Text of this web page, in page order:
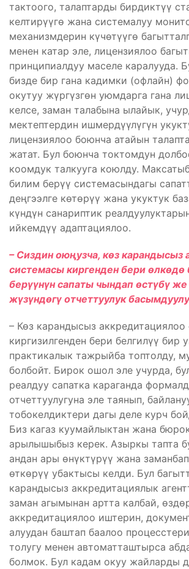
тактоого, талаптарды бирдиктүү
келтирүүгө жана системалуу
механизмдерин күчөтүүгө
менен катар эле, лицензиялоо
принципиалдуу маселе каралууда.
бизде бир гана кадимки (офлайн)
окутуу жүргүзгөн уюмдарга гана
келсе, заман талабына ылайык,
мектептердин ишмердүүлүгүн
лицензиялоо боюнча атайын
жатат. Бул боюнча токтомдун
коомдук талкууга коюлду.
билим берүү системасындагы
деңгээлге көтөрүү жана укуктук
күндүн санариптик
ийкемдүү адаптациялоо.
– Сиздин оюңузча, көз карандысыз
системасы киргенден бери өлкөдө
берүүнүн сапаты чындап өстүбү же
жүзүндөгү отчеттуулук
– Көз карандысыз
киргизилгенден бери белгилүү бир
практикалык тажрыйба топтолду,
болбойт. Бирок ошол эле учурда,
реалдуу сапатка караганда
отчеттуулугуна эле таянып,
тобокелдиктери дагы деле курч
Биз кагаз куумайлыктан жана
арылышыбыз керек. Азыркы тапта
андан ары өнүктүрүү жана
өткөрүү убактысы келди. Бул
карандысыз аккредитациялык
заман агымынан артта калбай,
аккредитациялоо иштерин,
алуудан баштап баалоо
толугу менен автоматташтырса
болмок. Бул кадам окуу жайларды